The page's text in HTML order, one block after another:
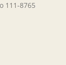
111-8765